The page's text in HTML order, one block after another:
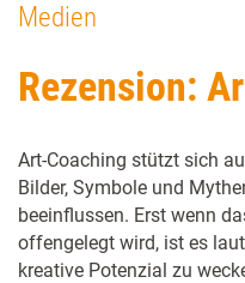
Medien
Rezension:
Art-Coaching stützt sich
Bilder, Symbole und
beeinflussen. Erst wenn
offengelegt wird, ist es
kreative Potenzial zu